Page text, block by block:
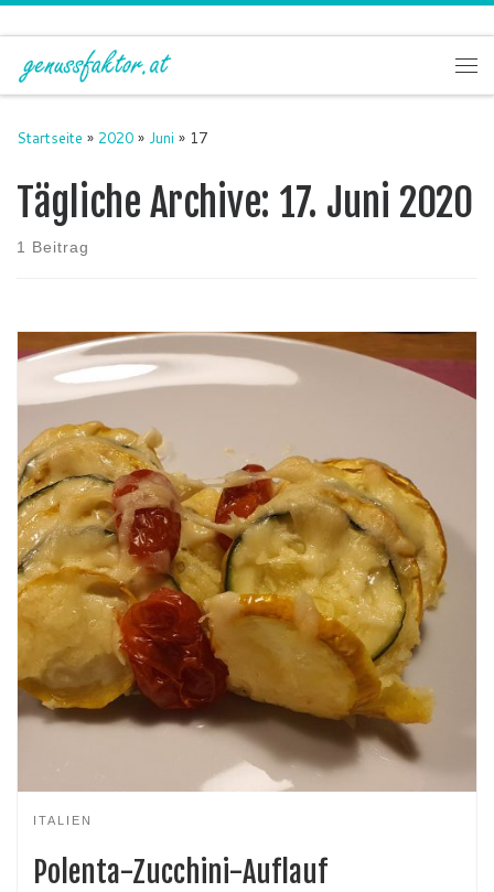
Zum Inhalt springen
Startseite » 2020 » Juni » 17
Tägliche Archive: 17. Juni 2020
1 Beitrag
ITALIEN
Polenta-Zucchini-Auflauf